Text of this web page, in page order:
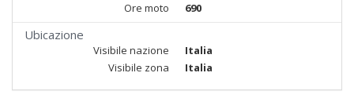
Ore moto
690
Ubicazione
Visibile nazione
Italia
Visibile zona
Italia